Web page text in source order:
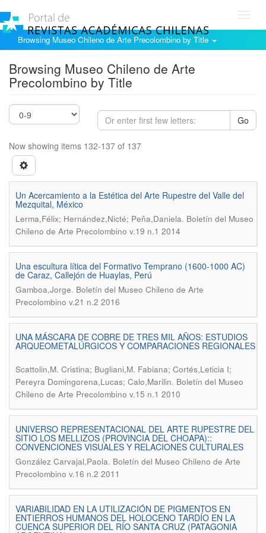
Browsing Museo Chileno de Arte Precolombino by Title
Browsing Museo Chileno de Arte
Precolombino by Title
Go
Now showing items 132-137 of 137
Un Acercamiento a la Estética del Arte Rupestre del Valle del
Mezquital, México
Lerma,Félix; Hernández,Nicté; Peña,Daniela. Boletín del Museo
Chileno de Arte Precolombino v.19 n.1 2014
Una escultura lítica del Formativo Temprano (1600-1000 AC)
de Caraz, Callejón de Huaylas, Perú
Gamboa,Jorge. Boletín del Museo Chileno de Arte
Precolombino v.21 n.2 2016
UNA MÁSCARA DE COBRE DE TRES MIL AÑOS: ESTUDIOS
ARQUEOMETALÚRGICOS Y COMPARACIONES REGIONALES
Scattolin,M. Cristina; Bugliani,M. Fabiana; Cortés,Leticia I;
Pereyra Domingorena,Lucas; Calo,Marilin. Boletín del Museo
Chileno de Arte Precolombino v.15 n.1 2010
UNIVERSO REPRESENTACIONAL DEL ARTE RUPESTRE DEL
SITIO LOS MELLIZOS (PROVINCIA DEL CHOAPA)::
CONVENCIONES VISUALES Y RELACIONES CULTURALES
González Carvajal,Paola. Boletín del Museo Chileno de Arte
Precolombino v.16 n.2 2011
VARIABILIDAD EN LA UTILIZACIÓN DE PIGMENTOS EN
ENTIERROS HUMANOS DEL HOLOCENO TARDÍO EN LA
CUENCA SUPERIOR DEL RÍO SANTA CRUZ (PATAGONIA